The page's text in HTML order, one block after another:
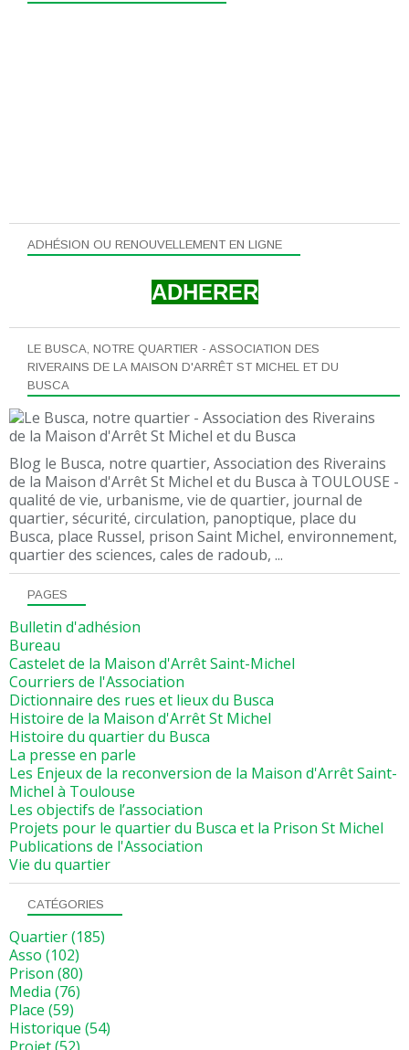
LE BUSCA, NOTRE QUARTIER - ASSOCIATION DES
RIVERAINS DE LA MAISON D'ARRÊT ST MICHEL ET DU
BUSCA
Blog le Busca, notre quartier, Association des Riverains
de la Maison d'Arrêt St Michel et du Busca à TOULOUSE -
qualité de vie, urbanisme, vie de quartier, journal de
quartier, sécurité, circulation, panoptique, place du
Busca, place Russel, prison Saint Michel, environnement,
quartier des sciences, cales de radoub, ...
PAGES
Bulletin d'adhésion
Bureau
Castelet de la Maison d'Arrêt Saint-Michel
Courriers de l'Association
Dictionnaire des rues et lieux du Busca
Histoire de la Maison d'Arrêt St Michel
Histoire du quartier du Busca
La presse en parle
Les Enjeux de la reconversion de la Maison d'Arrêt Saint-
Michel à Toulouse
Les objectifs de l’association
Projets pour le quartier du Busca et la Prison St Michel
Publications de l'Association
Vie du quartier
CATÉGORIES
Quartier(185)
Asso (102)
Prison (80)
Media (76)
Place (59)
Historique (54)
ADHÉSION OU RENOUVELLEMENT EN LIGNE
ADHERER